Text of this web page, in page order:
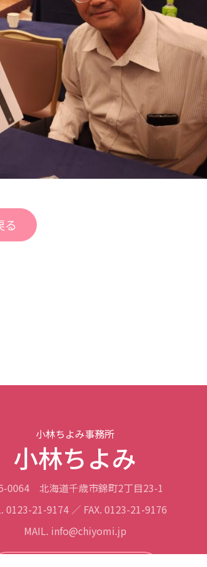
る
小林ちよみ事務所
小林ちよみ
0064
北海道千歳市錦町2丁目23-1
0123-21-9174 ／ FAX. 0123-21-9176
MAIL. info@chiyomi.jp